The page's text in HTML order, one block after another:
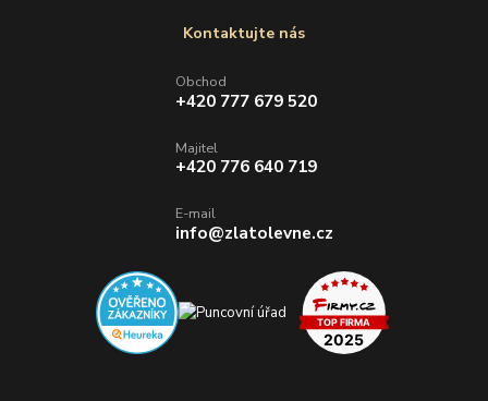
Kontaktujte nás
Obchod
+420 777 679 520
Majitel
+420 776 640 719
E-mail
info@zlatolevne.cz